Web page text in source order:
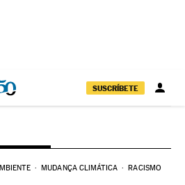
SUSCRÍBETE
MUDANÇA CLIMÁTICA RACISMO